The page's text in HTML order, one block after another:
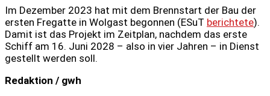
Im Dezember 2023 hat mit dem Brennstart der Bau der
ersten Fregatte in Wolgast begonnen (ESuT berichtete).
Damit ist das Projekt im Zeitplan, nachdem das erste
Schiff am 16. Juni 2028 – also in vier Jahren – in Dienst
gestellt werden soll.
Redaktion / gwh